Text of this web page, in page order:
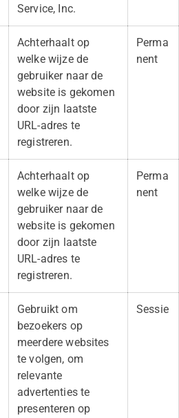
Service, Inc.
Achterhaalt op
welke wijze de
gebruiker naar de
website is gekomen
door zijn laatste
URL-adres te
registreren.
Perma
nent
Achterhaalt op
welke wijze de
gebruiker naar de
website is gekomen
door zijn laatste
URL-adres te
registreren.
Perma
nent
Gebruikt om
bezoekers op
meerdere websites
te volgen, om
relevante
advertenties te
presenteren op
Sessie